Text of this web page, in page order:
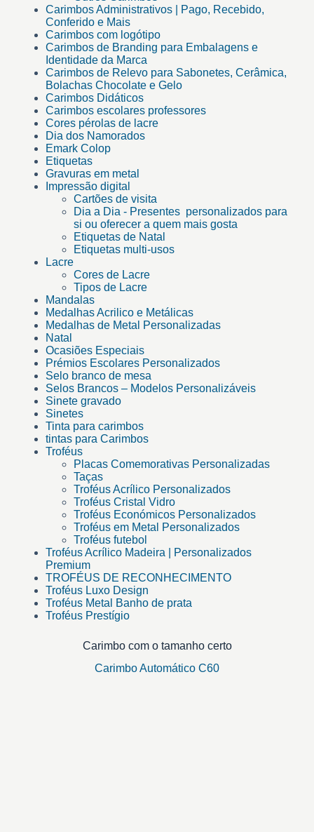
Carimbos Administrativos | Pago, Recebido,
Conferido e Mais
Carimbos com logótipo
Carimbos de Branding para Embalagens e
Identidade da Marca
Carimbos de Relevo para Sabonetes, Cerâmica,
Bolachas Chocolate e Gelo
Carimbos Didáticos
Carimbos escolares professores
Cores pérolas de lacre
Dia dos Namorados
Emark Colop
Etiquetas
Gravuras em metal
Impressão digital
Cartões de visita
Dia a Dia - Presentes personalizados para
si ou oferecer a quem mais gosta
Etiquetas de Natal
Etiquetas multi-usos
Lacre
Cores de Lacre
Tipos de Lacre
Mandalas
Medalhas Acrilico e Metálicas
Medalhas de Metal Personalizadas
Natal
Ocasiões Especiais
Prémios Escolares Personalizados
Selo branco de mesa
Selos Brancos – Modelos Personalizáveis
Sinete gravado
Sinetes
Tinta para carimbos
tintas para Carimbos
Troféus
Placas Comemorativas Personalizadas
Taças
Troféus Acrílico Personalizados
Troféus Cristal Vidro
Troféus Económicos Personalizados
Troféus em Metal Personalizados
Troféus futebol
Troféus Acrílico Madeira | Personalizados
Premium
TROFÉUS DE RECONHECIMENTO
Troféus Luxo Design
Troféus Metal Banho de prata
Troféus Prestígio
Carimbo com o tamanho certo
Carimbo Automático C60